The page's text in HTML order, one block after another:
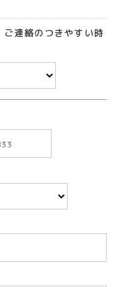
連絡のつきやすい時